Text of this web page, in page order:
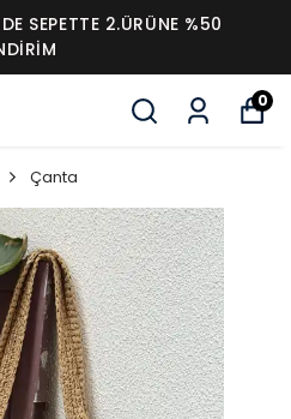
SEPETTE 2.ÜRÜNE %50
0
Çanta